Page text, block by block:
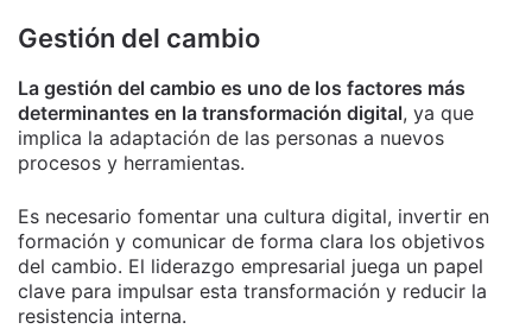
Gestión del cambio
La gestión del cambio es uno de los factores más
determinantes en la transformación digital, ya que
implica la adaptación de las personas a nuevos
procesos y herramientas.
Es necesario fomentar una cultura digital, invertir en
formación y comunicar de forma clara los objetivos
del cambio. El liderazgo empresarial juega un papel
clave para impulsar esta transformación y reducir la
resistencia interna.